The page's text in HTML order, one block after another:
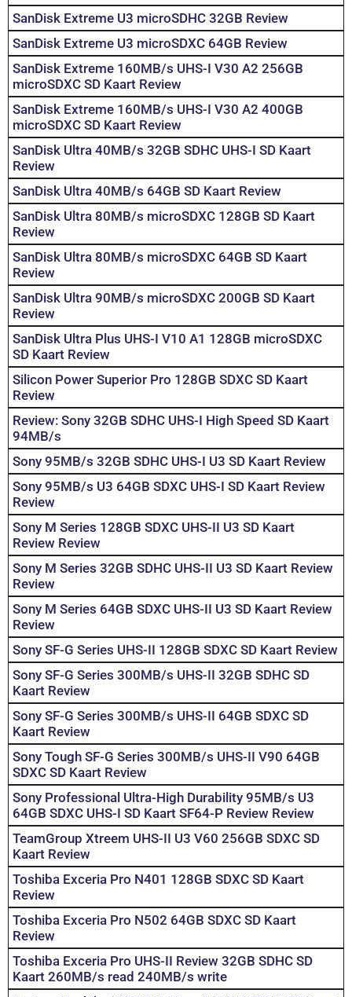
SanDisk Extreme U3 microSDHC 32GB Review
SanDisk Extreme U3 microSDXC 64GB Review
SanDisk Extreme 160MB/s UHS-I V30 A2 256GB
microSDXC SD Kaart Review
SanDisk Extreme 160MB/s UHS-I V30 A2 400GB
microSDXC SD Kaart Review
SanDisk Ultra 40MB/s 32GB SDHC UHS-I SD Kaart
Review
SanDisk Ultra 40MB/s 64GB SD Kaart Review
SanDisk Ultra 80MB/s microSDXC 128GB SD Kaart
Review
SanDisk Ultra 80MB/s microSDXC 64GB SD Kaart
Review
SanDisk Ultra 90MB/s microSDXC 200GB SD Kaart
Review
SanDisk Ultra Plus UHS-I V10 A1 128GB microSDXC
SD Kaart Review
Silicon Power Superior Pro 128GB SDXC SD Kaart
Review
Review: Sony 32GB SDHC UHS-I High Speed SD Kaart
94MB/s
Sony 95MB/s 32GB SDHC UHS-I U3 SD Kaart Review
Sony 95MB/s U3 64GB SDXC UHS-I SD Kaart Review
Review
Sony M Series 128GB SDXC UHS-II U3 SD Kaart
Review Review
Sony M Series 32GB SDHC UHS-II U3 SD Kaart Review
Review
Sony M Series 64GB SDXC UHS-II U3 SD Kaart Review
Review
Sony SF-G Series UHS-II 128GB SDXC SD Kaart Review
Sony SF-G Series 300MB/s UHS-II 32GB SDHC SD
Kaart Review
Sony SF-G Series 300MB/s UHS-II 64GB SDXC SD
Kaart Review
Sony Tough SF-G Series 300MB/s UHS-II V90 64GB
SDXC SD Kaart Review
Sony Professional Ultra-High Durability 95MB/s U3
64GB SDXC UHS-I SD Kaart SF64-P Review Review
TeamGroup Xtreem UHS-II U3 V60 256GB SDXC SD
Kaart Review
Toshiba Exceria Pro N401 128GB SDXC SD Kaart
Review
Toshiba Exceria Pro N502 64GB SDXC SD Kaart
Review
Toshiba Exceria Pro UHS-II Review 32GB SDHC SD
Kaart 260MB/s read 240MB/s write